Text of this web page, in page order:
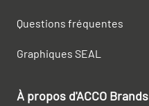
Questions fréquentes
Graphiques SEAL
À propos d'ACCO Brands